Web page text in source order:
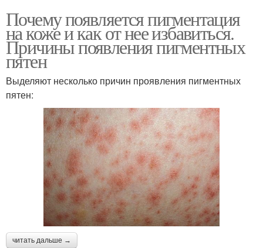
Почему появляется пигментация
на коже и как от нее избавиться.
Причины появления пигментных
пятен
Выделяют несколько причин проявления пигментных
пятен:
читать дальше →